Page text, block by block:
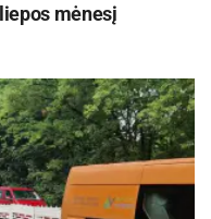
mėnesį